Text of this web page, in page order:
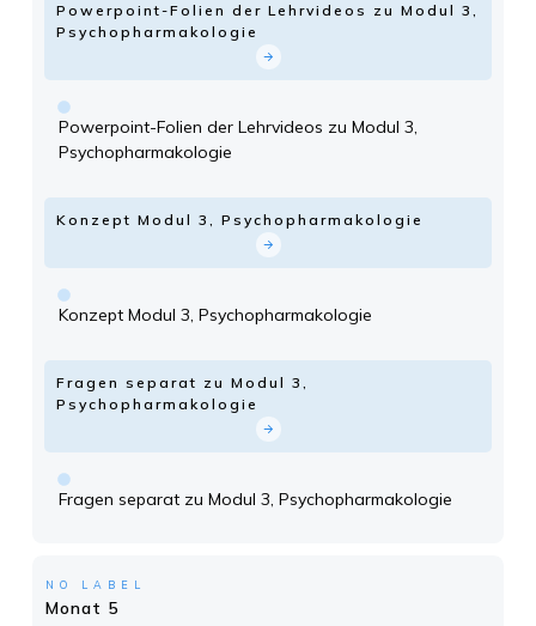
Powerpoint-Folien der Lehrvideos zu Modul 3,
Psychopharmakologie
Powerpoint-Folien der Lehrvideos zu Modul 3,
Psychopharmakologie
Konzept Modul 3, Psychopharmakologie
Konzept Modul 3, Psychopharmakologie
Fragen separat zu Modul 3,
Psychopharmakologie
Fragen separat zu Modul 3, Psychopharmakologie
NO LABEL
Monat 5